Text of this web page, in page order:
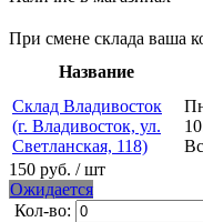
При смене склада ваша
Название
Склад Владивосток
(г. Владивосток, ул.
Светланская, 118)
150 руб. / шт
Ожидается
Кол-во: